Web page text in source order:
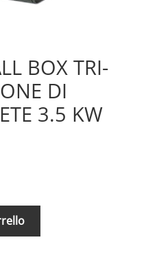
BOX TRI-
DI
3.5 KW